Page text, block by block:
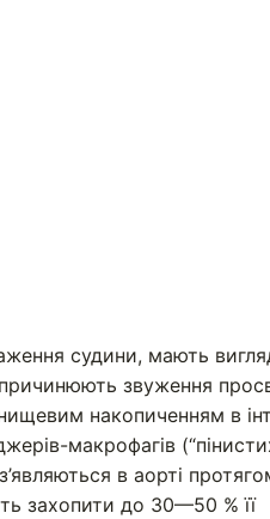
судини, мають
звуження
накопиченням в
макрофагів
в аорті
захопити до 30—50 % її